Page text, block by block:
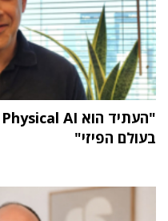
בעולם הפיזי"